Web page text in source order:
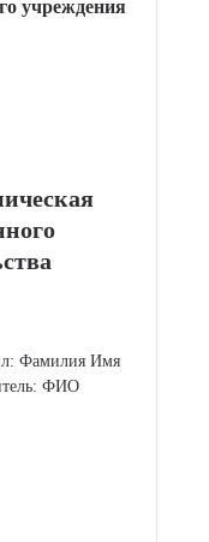
учреждения
Фамилия Имя
ФИО